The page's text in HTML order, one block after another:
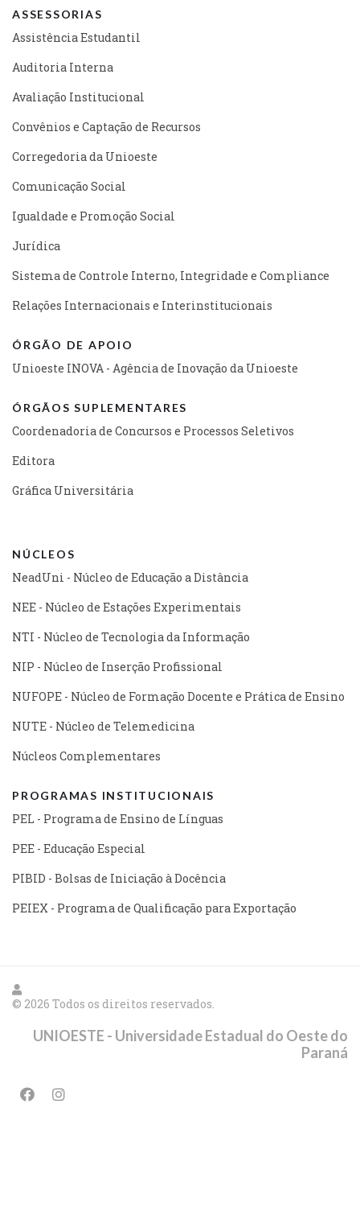
ASSESSORIAS
Assistência Estudantil
Auditoria Interna
Avaliação Institucional
Convênios e Captação de Recursos
Corregedoria da Unioeste
Comunicação Social
Igualdade e Promoção Social
Jurídica
Sistema de Controle Interno, Integridade e Compliance
Relações Internacionais e Interinstitucionais
ÓRGÃO DE APOIO
Unioeste INOVA - Agência de Inovação da Unioeste
ÓRGÃOS SUPLEMENTARES
Coordenadoria de Concursos e Processos Seletivos
Editora
Gráfica Universitária
NÚCLEOS
NeadUni - Núcleo de Educação a Distância
NEE - Núcleo de Estações Experimentais
NTI - Núcleo de Tecnologia da Informação
NIP - Núcleo de Inserção Profissional
NUFOPE - Núcleo de Formação Docente e Prática de Ensino
NUTE - Núcleo de Telemedicina
Núcleos Complementares
PROGRAMAS INSTITUCIONAIS
PEL - Programa de Ensino de Línguas
PEE - Educação Especial
PIBID - Bolsas de Iniciação à Docência
PEIEX - Programa de Qualificação para Exportação
© 2026 Todos os direitos reservados.
UNIOESTE - Universidade Estadual do Oeste do
Paraná